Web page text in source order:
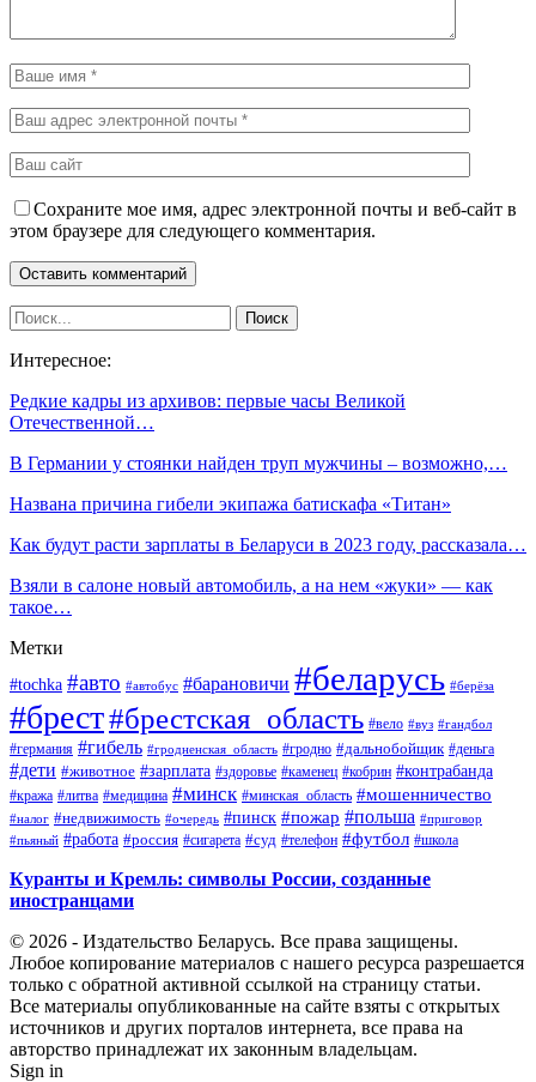
Сохраните мое имя, адрес электронной почты и веб-сайт в
этом браузере для следующего комментария.
Интересное:
Редкие кадры из архивов: первые часы Великой
Отечественной…
В Германии у стоянки найден труп мужчины – возможно,…
Названа причина гибели экипажа батискафа «Титан»
Как будут расти зарплаты в Беларуси в 2023 году, рассказала…
Взяли в салоне новый автомобиль, а на нем «жуки» — как
такое…
Метки
#tochka #авто #автобус #барановичи #беларусь #берёза
#брест#брестская_область #вело #вуз #гандбол
#германия #гибель #гродненская_область #гродно #дальнобойщик #деньга
#дети #животное #зарплата #здоровье #каменец #кобрин #контрабанда
#кража #литва #медицина #минск #минская_область #мошенничество
#налог #недвижимость #очередь #пинск #пожар #польша #приговор
#пьяный #работа #россия #сигарета #суд #телефон #футбол #школа
Куранты и Кремль: символы России, созданные
иностранцами
© 2026 - Издательство Беларусь. Все права защищены.
Любое копирование материалов с нашего ресурса разрешается
только с обратной активной ссылкой на страницу статьи.
Все материалы опубликованные на сайте взяты с открытых
источников и других порталов интернета, все права на
авторство принадлежат их законным владельцам.
Sign in